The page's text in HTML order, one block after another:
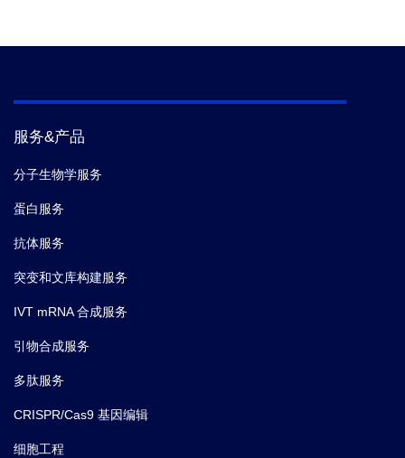
服务&产品
分子生物学服务
蛋白服务
抗体服务
突变和文库构建服务
IVT mRNA 合成服务
引物合成服务
多肽服务
CRISPR/Cas9 基因编辑
细胞工程